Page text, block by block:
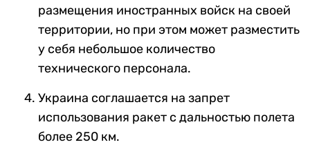
размещения иностранных войск на своей
территории, но при этом может разместить
у себя небольшое количество
технического персонала.
Украина соглашается на запрет
использования ракет с дальностью полета
более 250 км.